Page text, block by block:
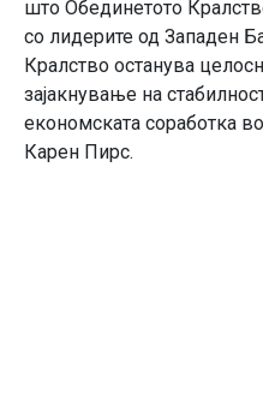
што Обединетото
со лидерите од Западен
Кралство останува
зајакнување на
економската соработка
Карен Пирс.